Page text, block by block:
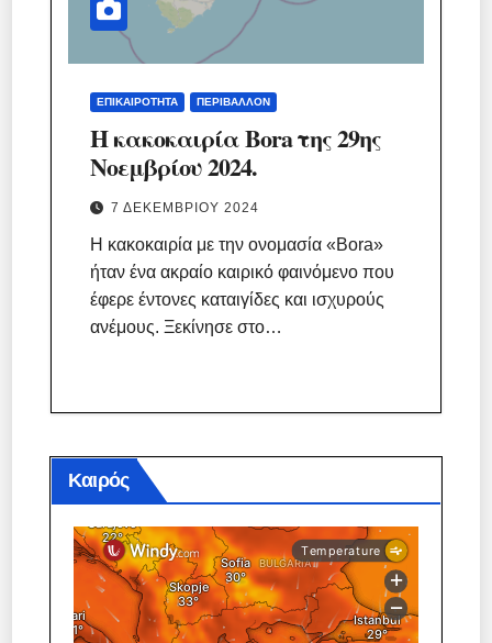
ΕΠΙΚΑΙΡΌΤΗΤΑ ΠΕΡΙΒΆΛΛΟΝ
Η κακοκαιρία Bora της 29ης
Νοεμβρίου 2024.
7 ΔΕΚΕΜΒΡΊΟΥ 2024
Η κακοκαιρία με την ονομασία «Bora»
ήταν ένα ακραίο καιρικό φαινόμενο που
έφερε έντονες καταιγίδες και ισχυρούς
ανέμους. Ξεκίνησε στο…
Καιρός